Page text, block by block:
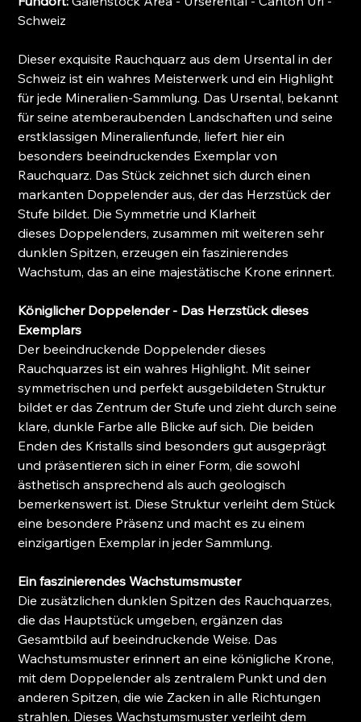
Schweiz
Dieser exquisite Rauchquarz aus dem Ursental in der
Schweiz ist ein wahres Meisterwerk und ein Highlight
für jede Mineralien-Sammlung. Das Ursental, bekannt
für seine atemberaubenden Landschaften und seine
erstklassigen Mineralienfunde, liefert hier ein
besonders beeindruckendes Exemplar von
Rauchquarz. Das Stück zeichnet sich durch einen
markanten Doppelender aus, der das Herzstück der
Stufe bildet. Die Symmetrie und Klarheit
dieses Doppelenders, zusammen mit weiteren sehr
dunklen Spitzen, erzeugen ein faszinierendes
Wachstum, das an eine majestätische Krone erinnert.
Königlicher Doppelender - Das Herzstück dieses
Exemplars
Der beeindruckende Doppelender dieses
Rauchquarzes ist ein wahres Highlight. Mit seiner
symmetrischen und perfekt ausgebildeten Struktur
bildet er das Zentrum der Stufe und zieht durch seine
klare, dunkle Farbe alle Blicke auf sich. Die beiden
Enden des Kristalls sind besonders gut ausgeprägt
und präsentieren sich in einer Form, die sowohl
ästhetisch ansprechend als auch geologisch
bemerkenswert ist. Diese Struktur verleiht dem Stück
eine besondere Präsenz und macht es zu einem
einzigartigen Exemplar in jeder Sammlung.
Ein faszinierendes Wachstumsmuster
Die zusätzlichen dunklen Spitzen des Rauchquarzes,
die das Hauptstück umgeben, ergänzen das
Gesamtbild auf beeindruckende Weise. Das
Wachstumsmuster erinnert an eine königliche Krone,
mit dem Doppelender als zentralem Punkt und den
anderen Spitzen, die wie Zacken in alle Richtungen
strahlen. Dieses Wachstumsmuster verleiht dem